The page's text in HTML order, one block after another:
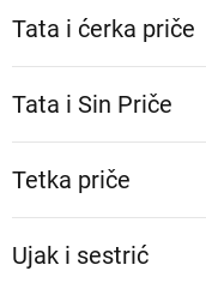
Tata i ćerka priče
Tata i Sin Priče
Tetka priče
Ujak i sestrić